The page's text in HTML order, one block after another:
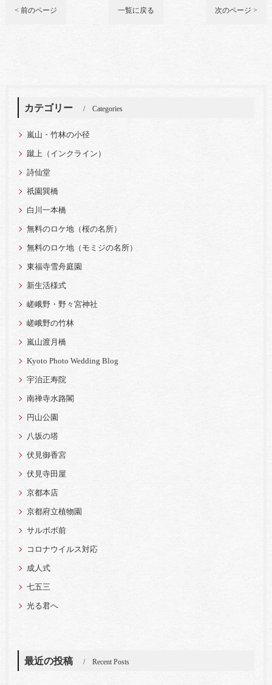
< 前のページ 一覧に戻る 次のページ >
カテゴリー Categories
嵐山・竹林の小径
蹴上（インクライン）
詩仙堂
祇園巽橋
白川一本橋
無料のロケ地（桜の名所）
無料のロケ地（モミジの名所）
東福寺雪舟庭園
新生活様式
嵯峨野・野々宮神社
嵯峨野の竹林
嵐山渡月橋
Kyoto Photo Wedding Blog
宇治正寿院
南禅寺水路閣
円山公園
八坂の塔
伏見御香宮
伏見寺田屋
京都本店
京都府立植物園
サルボボ前
コロナウイルス対応
成人式
七五三
光る君へ
最近の投稿 Recent Posts